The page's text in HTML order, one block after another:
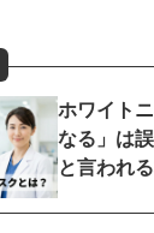
ホワイト
なる」は
と言われ